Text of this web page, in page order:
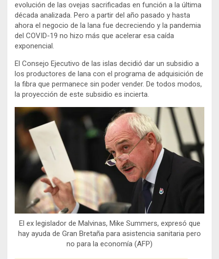
evolución de las ovejas sacrificadas en función a la última
década analizada. Pero a partir del año pasado y hasta
ahora el negocio de la lana fue decreciendo y la pandemia
del COVID-19 no hizo más que acelerar esa caída
exponencial.
El Consejo Ejecutivo de las islas decidió dar un subsidio a
los productores de lana con el programa de adquisición de
la fibra que permanece sin poder vender. De todos modos,
la proyección de este subsidio es incierta.
El ex legislador de Malvinas, Mike Summers, expresó que
hay ayuda de Gran Bretaña para asistencia sanitaria pero
no para la economía (AFP)